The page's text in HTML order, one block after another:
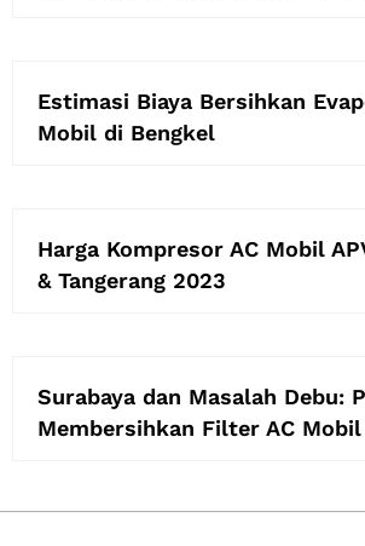
Estimasi Biaya Bersihkan
Mobil di Bengkel
Harga Kompresor AC Mobil
& Tangerang 2023
Surabaya dan Masalah Debu:
Membersihkan Filter AC Mobil